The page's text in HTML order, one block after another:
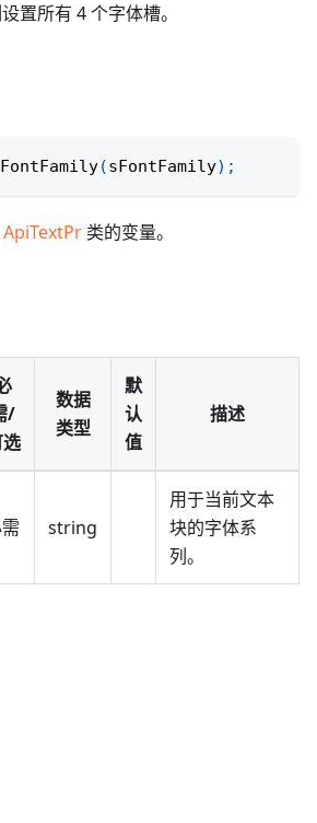
置所有 4 个字体槽。
(sFontFamily) ;
ApiTextPr 类的变量。
/
数据
类型
默
认
值
描述
string
用于当前文本
块的字体系
列。